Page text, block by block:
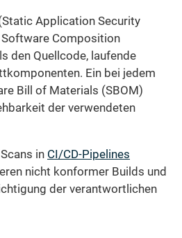
Application Security
Software Composition
den Quellcode, laufende
Ein bei jedem
Bill of Materials (SBOM)
der verwendeten
in CI/CD-Pipelines
nicht konformer Builds und
der verantwortlichen